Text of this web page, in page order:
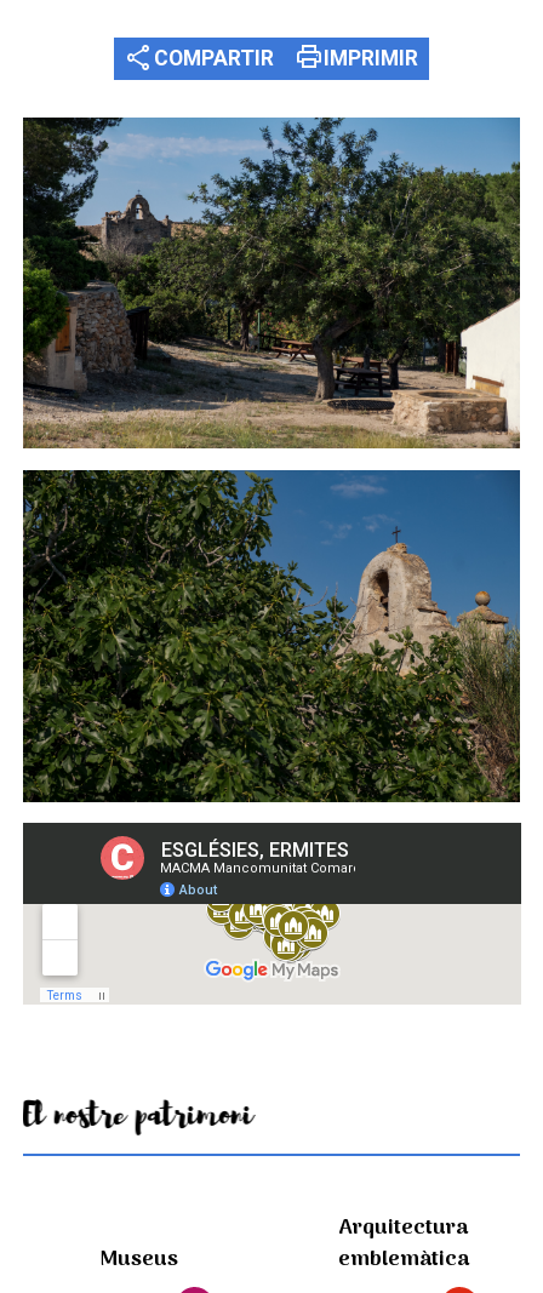
share COMPARTIR print IMPRIMIR
El nostre patrimoni
Museus
Arquitectura
emblemàtica